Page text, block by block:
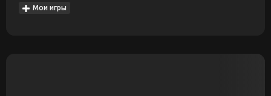
Мои игры